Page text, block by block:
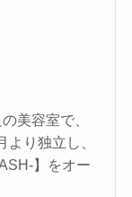
美容室で、
り独立し、
】をオー